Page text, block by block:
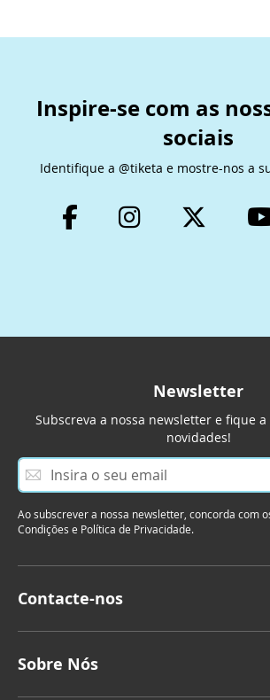
Inspire-se com as
sociais
Identifique a @tiketa e mostre-nos a
Contacte-nos
Sobre Nós
Newsletter
Subscreva a nossa newsletter e fique
novidades!
S
u
s
c
e
s
Ao subscrever a nossa newsletter, concorda com
Condições e Política de Privacidade.